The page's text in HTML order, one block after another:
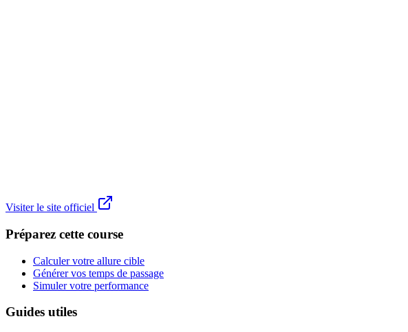
Visiter le site officiel
Préparez cette course
Calculer votre allure cible
Générer vos temps de passage
Simuler votre performance
Guides utiles